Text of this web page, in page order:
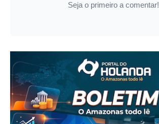
Seja o primeiro a comentar!